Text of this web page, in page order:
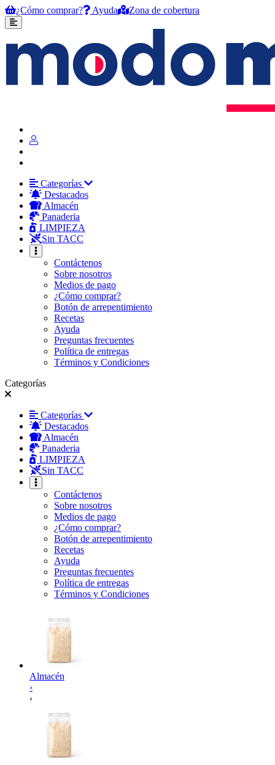
¿Cómo comprar? Ayuda Zona de cobertura
Categorías
Destacados
Almacén
Panaderia
LIMPIEZA
Sin TACC
Contáctenos
Sobre nosotros
Medios de pago
¿Cómo comprar?
Botón de arrepentimiento
Recetas
Ayuda
Preguntas frecuentes
Política de entregas
Términos y Condiciones
Categorías
Categorías
Destacados
Almacén
Panaderia
LIMPIEZA
Sin TACC
Contáctenos
Sobre nosotros
Medios de pago
¿Cómo comprar?
Botón de arrepentimiento
Recetas
Ayuda
Preguntas frecuentes
Política de entregas
Términos y Condiciones
Almacén
›
‹